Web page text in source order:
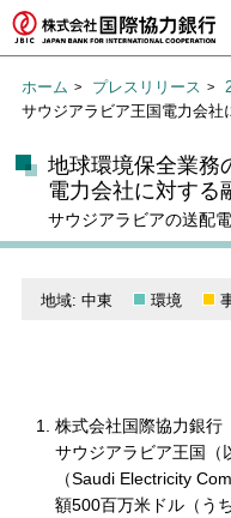
ホーム プレスリリース
サウジアラビア王国電力会社
地球環境保全業務
電力会社に対する
サウジアラビアの送配
地域: 中東 環境
株式会社国際協力銀行
サウジアラビア王国（
（Saudi Electricity
額500百万米ドル（う